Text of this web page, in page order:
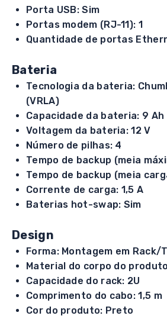
Porta USB: Sim
Portas modem (RJ-11): 1
Quantidade de portas
Bateria
Tecnologia da bateria:
(VRLA)
Capacidade da bateria: 9 Ah
Voltagem da bateria: 12 V
Número de pilhas: 4
Tempo de backup (meia
Tempo de backup (meia
Corrente de carga: 1,5 A
Baterias hot-swap: Sim
Design
Forma: Montagem em Rack/
Material do corpo do
Capacidade do rack: 2U
Comprimento do cabo: 1,5 m
Cor do produto: Preto